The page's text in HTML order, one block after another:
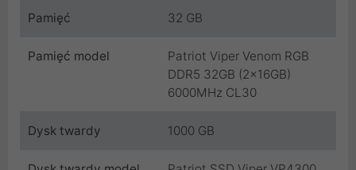
Pamięć 32 GB
Pamięć model
Patriot Viper Venom RGB
DDR5 32GB (2x16GB)
6000MHz CL30
Dysk twardy 1000 GB